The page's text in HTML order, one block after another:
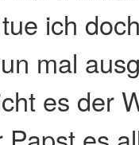
ich
mal
es der